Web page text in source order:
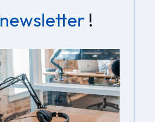
newsletter !